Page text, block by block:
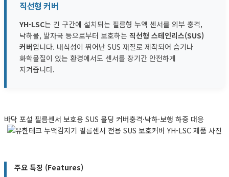
직선형 커버
YH-LSC는 긴 구간에 설치되는 필름형 누액 센서를 외부 충격,
낙하물, 발자국 등으로부터 보호하는 직선형 스테인리스(SUS)
커버입니다. 내식성이 뛰어난 SUS 재질로 제작되어 습기나
화학물질이 있는 환경에서도 센서를 장기간 안전하게
지켜줍니다.
바닥 포설 필름센서 보호용 SUS 몰딩 커버충격·낙하·보행 하중 대응
주요 특징 (Features)